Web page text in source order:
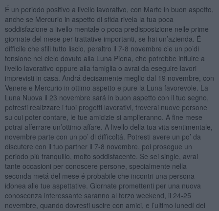
É un periodo positivo a livello lavorativo, con Marte in buon aspetto,
anche se Mercurio in aspetto di sfida rivela la tua poca
soddisfazione a livello mentale o poca predisposizione nelle prime
giornate del mese per trattative importanti, se hai un’azienda. É
difficile che sfili tutto liscio, peraltro il 7-8 novembre c’e un po’di
tensione nel cielo dovuto alla Luna Piena, che potrebbe influire a
livello lavorativo oppure alla famiglia o avrai da eseguire lavori
imprevisti in casa. Andrá decisamente meglio dal 19 novembre, con
Venere e Mercurio in ottimo aspetto e pure la Luna favorevole. La
Luna Nuova il 23 novembre sará in buon aspetto con il tuo segno,
potresti realizzare i tuoi progetti lavorativi, troverai nuove persone
su cui poter contare, le tue amicizie si amplieranno. A fine mese
potrai afferrare un’ottimo affare. A livello della tua vita sentimentale,
novembre parte con un po’ di difficoltá. Potresti avere un po’ da
discutere con il tuo partner il 7-8 novembre, poi prosegue un
periodo piú tranquillo, molto soddisfacente. Se sei single, avrai
tante occasioni per conoscere persone, specialmente nella
seconda metá del mese é probabile che incontri una persona
idonea alle tue aspettative. Giornate promettenti per una nuova
conoscenza interessante saranno al terzo weekend, il 24-25
novembre, quando dovresti uscire con amici, e l’ultimo lunedí del